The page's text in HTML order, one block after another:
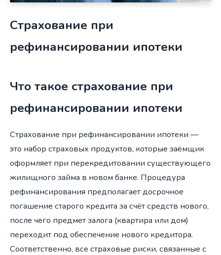
Страхование при
рефинансировании ипотеки
Что такое страхование при
рефинансировании ипотеки
Страхование при рефинансировании ипотеки —
это набор страховых продуктов, которые заёмщик
оформляет при перекредитовании существующего
жилищного займа в новом банке. Процедура
рефинансирования предполагает досрочное
погашение старого кредита за счёт средств нового,
после чего предмет залога (квартира или дом)
переходит под обеспечение нового кредитора.
Соответственно, все страховые риски, связанные с